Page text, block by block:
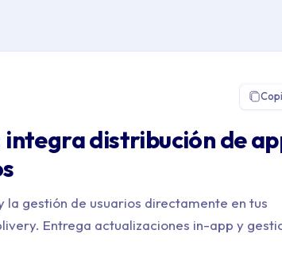
distribución de
la gestión de usuarios directamente en tus
Entrega actualizaciones in-app y